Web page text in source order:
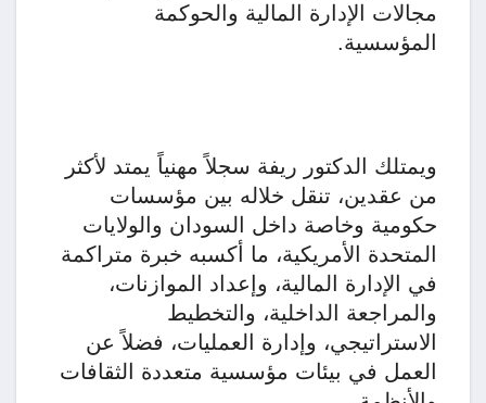
مجالات الإدارة المالية والحوكمة
المؤسسية.
ويمتلك الدكتور ريفة سجلاً مهنياً يمتد لأكثر
من عقدين، تنقل خلاله بين مؤسسات
حكومية وخاصة داخل السودان والولايات
المتحدة الأمريكية، ما أكسبه خبرة متراكمة
في الإدارة المالية، وإعداد الموازنات،
والمراجعة الداخلية، والتخطيط
الاستراتيجي، وإدارة العمليات، فضلاً عن
العمل في بيئات مؤسسية متعددة الثقافات